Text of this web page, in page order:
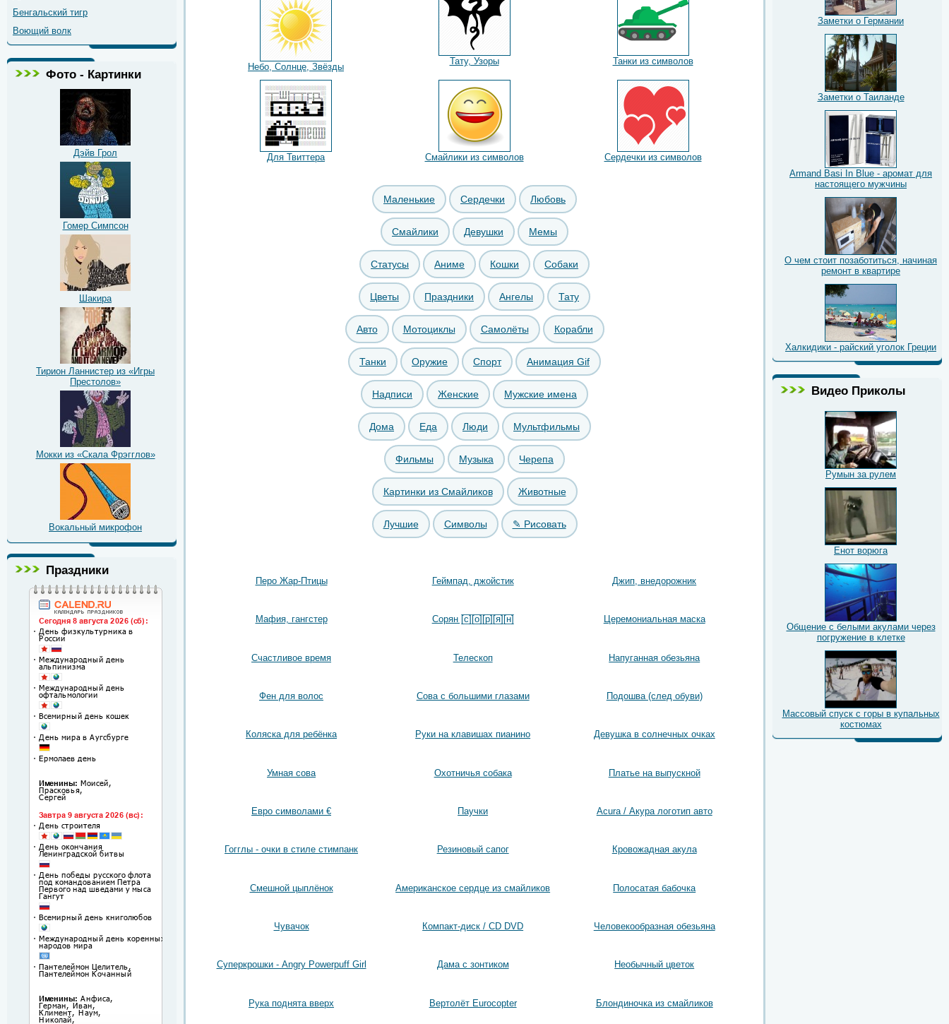
Бенгальский тигр
Воющий волк
Фото - Картинки
Дэйв Грол
Гомер Симпсон
Шакира
Тирион Ланнистер из «Игры
Престолов»
Мокки из «Скала Фрэгглов»
Вокальный микрофон
Праздники
Небо, Солнце, Звёзды
Тату, Узоры Танки из символов
Для Твиттера Смайлики из символов Сердечки из символов
Маленькие Сердечки Любовь
Смайлики Девушки Мемы
Статусы Аниме Кошки Собаки
Цветы Праздники Ангелы Тату
Авто Мотоциклы Самолёты Корабли
Танки Оружие Спорт Анимация Gif
Надписи Женские Мужские имена
Дома Еда Люди Мультфильмы
Фильмы Музыка Черепа
Картинки из Смайликов Животные
Лучшие Символы ✎ Рисовать
Перо Жар-Птицы Геймпад, джойстик Джип, внедорожник
Мафия, гангстер Сорян [̲̅с̲̅][̲̅о̲̅][̲̅р̲̅][̲̅я̲̅][̲̅н̲̅] Церемониальная маска
Счастливое время Телескоп Напуганная обезьяна
Фен для волос Сова с большими глазами Подошва (след обуви)
Коляска для ребёнка Руки на клавишах пианино Девушка в солнечных очках
Умная сова Охотничья собака Платье на выпускной
Евро символами € Паучки Acura / Акура логотип авто
Гогглы - очки в стиле стимпанк Резиновый сапог Кровожадная акула
Смешной цыплёнок Американское сердце из смайликов Полосатая бабочка
Чувачок Компакт-диск / CD DVD Человекообразная обезьяна
Суперкрошки - Angry Powerpuff Girl Дама с зонтиком Необычный цветок
Рука поднята вверх Вертолёт Eurocopter Блондиночка из смайликов
Заметки о Германии
Заметки о Таиланде
Armand Basi In Blue - аромат для
настоящего мужчины
О чем стоит позаботиться, начиная
ремонт в квартире
Халкидики - райский уголок Греции
Видео Приколы
Румын за рулем
Енот ворюга
Общение с белыми акулами через
погружение в клетке
Массовый спуск с горы в купальных
костюмах